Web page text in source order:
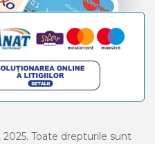
Toate drepturile sunt